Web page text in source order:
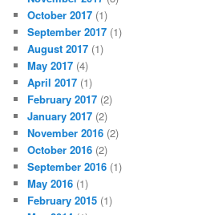
October 2017 (1)
September 2017 (1)
August 2017 (1)
May 2017 (4)
April 2017 (1)
February 2017 (2)
January 2017 (2)
November 2016 (2)
October 2016 (2)
September 2016 (1)
May 2016 (1)
February 2015 (1)